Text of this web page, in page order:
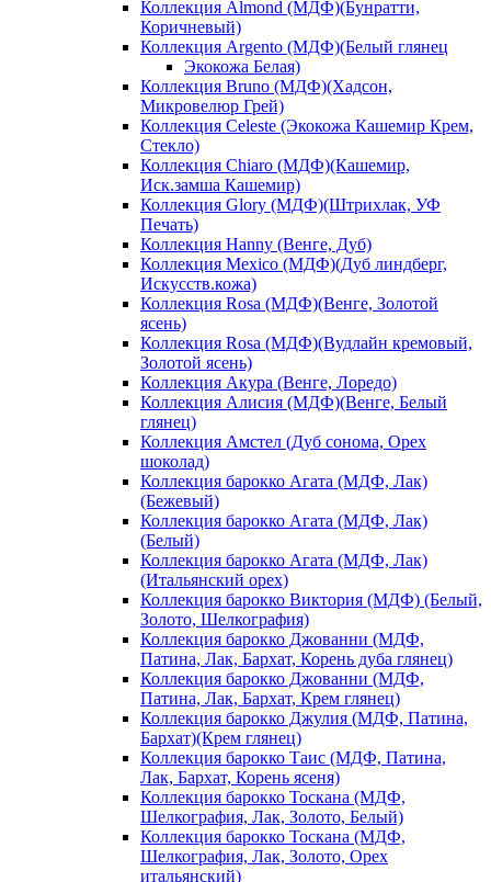
Коллекция Almond (МДФ)(Бунратти,
Коричневый)
Коллекция Argento (МДФ)(Белый глянец
Экокожа Белая)
Коллекция Bruno (МДФ)(Хадсон,
Микровелюр Грей)
Коллекция Celeste (Экокожа Кашемир Крем,
Стекло)
Коллекция Chiaro (МДФ)(Кашемир,
Иск.замша Кашемир)
Коллекция Glory (МДФ)(Штрихлак, УФ
Печать)
Коллекция Hanny (Венге, Дуб)
Коллекция Mexico (МДФ)(Дуб линдберг,
Искусств.кожа)
Коллекция Rosa (МДФ)(Венге, Золотой
ясень)
Коллекция Rosa (МДФ)(Вудлайн кремовый,
Золотой ясень)
Коллекция Акура (Венге, Лоредо)
Коллекция Алисия (МДФ)(Венге, Белый
глянец)
Коллекция Амстел (Дуб сонома, Орех
шоколад)
Коллекция барокко Агата (МДФ, Лак)
(Бежевый)
Коллекция барокко Агата (МДФ, Лак)
(Белый)
Коллекция барокко Агата (МДФ, Лак)
(Итальянский орех)
Коллекция барокко Виктория (МДФ) (Белый,
Золото, Шелкография)
Коллекция барокко Джованни (МДФ,
Патина, Лак, Бархат, Корень дуба глянец)
Коллекция барокко Джованни (МДФ,
Патина, Лак, Бархат, Крем глянец)
Коллекция барокко Джулия (МДФ, Патина,
Бархат)(Крем глянец)
Коллекция барокко Таис (МДФ, Патина,
Лак, Бархат, Корень ясеня)
Коллекция барокко Тоскана (МДФ,
Шелкография, Лак, Золото, Белый)
Коллекция барокко Тоскана (МДФ,
Шелкография, Лак, Золото, Орех
итальянский)